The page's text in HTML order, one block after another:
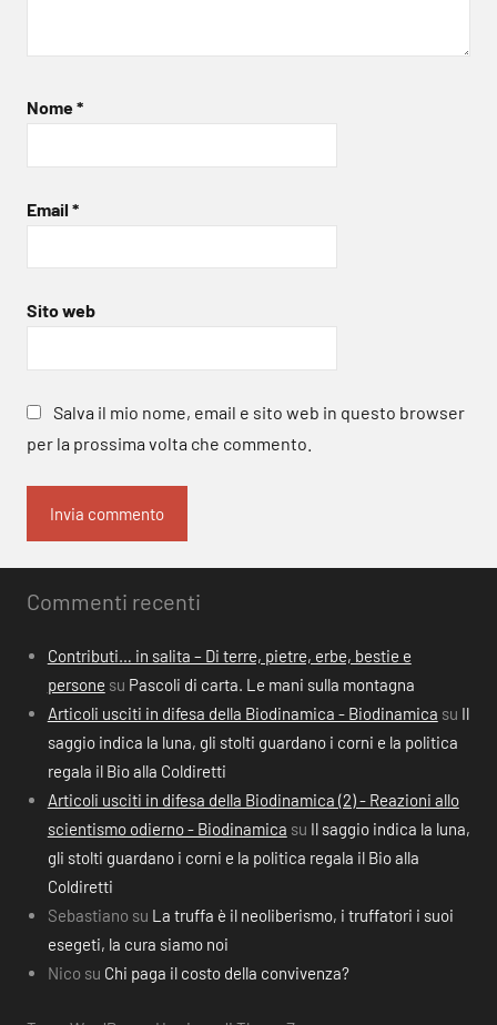
Nome*
Email *
Sito web
Salva il mio nome, email e sito web in questo browser
per la prossima volta che commento.
Commenti recenti
Contributi… in salita – Di terre, pietre, erbe, bestie e
persone su Pascoli di carta. Le mani sulla montagna
Articoli usciti in difesa della Biodinamica - Biodinamica su Il
saggio indica la luna, gli stolti guardano i corni e la politica
regala il Bio alla Coldiretti
Articoli usciti in difesa della Biodinamica (2) - Reazioni allo
scientismo odierno - Biodinamica su Il saggio indica la luna,
gli stolti guardano i corni e la politica regala il Bio alla
Coldiretti
Sebastiano su La truffa è il neoliberismo, i truffatori i suoi
esegeti, la cura siamo noi
Nico su Chi paga il costo della convivenza?